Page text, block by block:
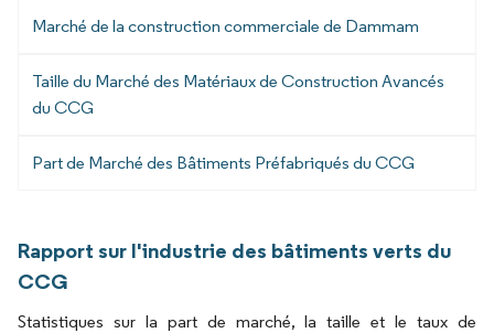
Marché de la construction commerciale de Dammam
Taille du Marché des Matériaux de Construction Avancés
du CCG
Part de Marché des Bâtiments Préfabriqués du CCG
Rapport sur l'industrie des bâtiments verts du
CCG
Statistiques sur la part de marché, la taille et le taux de